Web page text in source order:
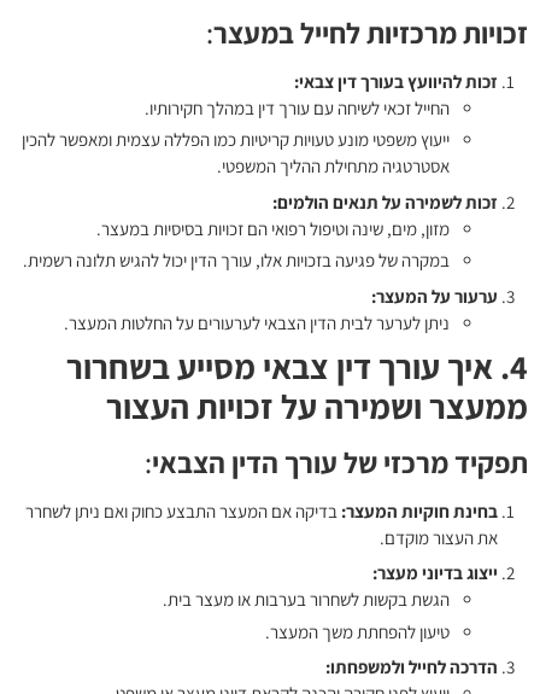
זכויות מרכזיות לחייל במעצר:
זכות להיוועץ בעורך דין צבאי:
החייל זכאי לשיחה עם עורך דין במהלך חקירותיו.
ייעוץ משפטי מונע טעויות קריטיות כמו הפללה עצמית ומאפשר להכין
אסטרטגיה מתחילת ההליך המשפטי.
זכות לשמירה על תנאים הולמים:
מזון, מים, שינה וטיפול רפואי הם זכויות בסיסיות במעצר.
במקרה של פגיעה בזכויות אלו, עורך הדין יכול להגיש תלונה רשמית.
ערעור על המעצר:
ניתן לערער לבית הדין הצבאי לערעורים על החלטות המעצר.
4. איך עורך דין צבאי מסייע בשחרור
ממעצר ושמירה על זכויות העצור
תפקיד מרכזי של עורך הדין הצבאי:
בחינת חוקיות המעצר: בדיקה אם המעצר התבצע כחוק ואם ניתן לשחרר
את העצור מוקדם.
ייצוג בדיוני מעצר:
הגשת בקשות לשחרור בערבות או מעצר בית.
טיעון להפחתת משך המעצר.
הדרכה לחייל ולמשפחתו: